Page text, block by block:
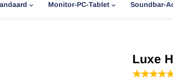
Monitor-PC-Tablet Soundbar-
Luxe